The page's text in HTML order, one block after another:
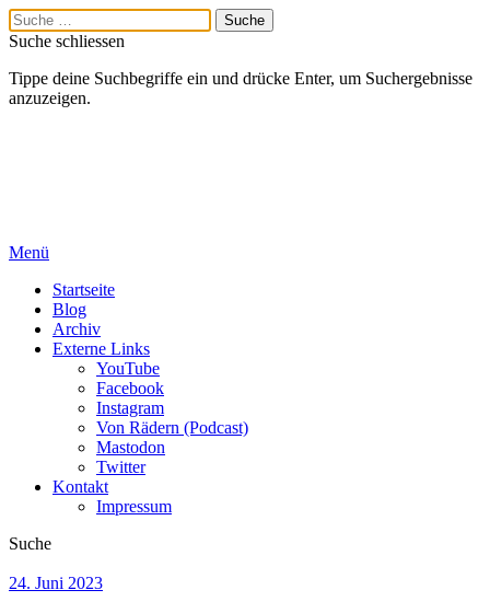
Suche schliessen
Tippe deine Suchbegriffe ein und drücke Enter, um Suchergebnisse
anzuzeigen.
Menü
Startseite
Blog
Archiv
Externe Links
YouTube
Facebook
Instagram
Von Rädern (Podcast)
Mastodon
Twitter
Kontakt
Impressum
Suche
24. Juni 2023